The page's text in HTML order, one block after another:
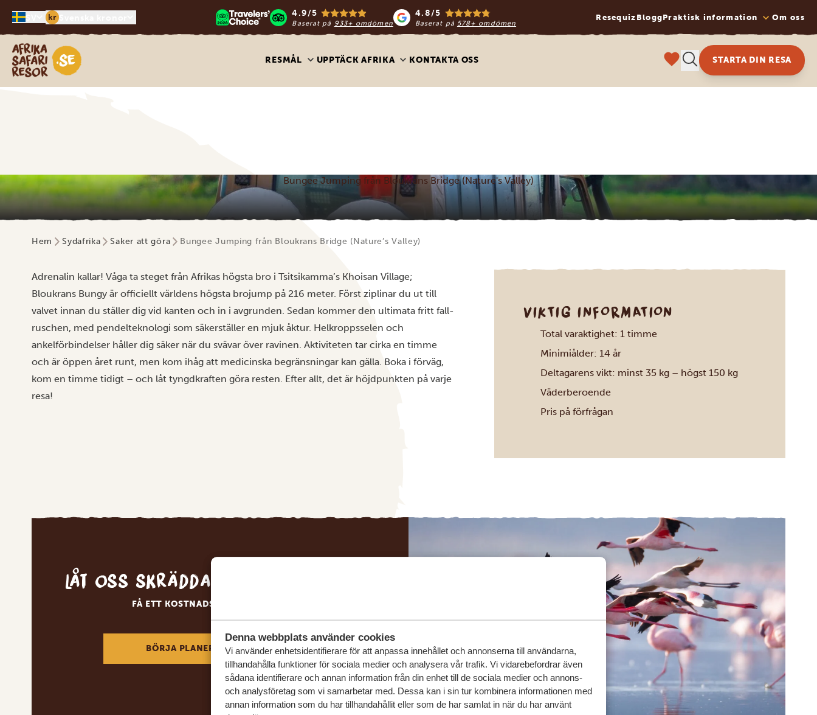
Denna webbplats använder cookies
Vi använder enhetsidentifierare för att anpassa innehållet och annonserna till användarna,
tillhandahålla funktioner för sociala medier och analysera vår trafik. Vi vidarebefordrar även
sådana identifierare och annan information från din enhet till de sociala medier och annons-
och analysföretag som vi samarbetar med. Dessa kan i sin tur kombinera informationen med
annan information som du har tillhandahållit eller som de har samlat in när du har använt
kr 4.9/5
Baserat på 933+ omdömen
4.8/5
Baserat på 578+ omdömen
Resequiz BloggPraktisk information Om oss
Safari-resor i Afrika
RESMÅL UPPTÄCK AFRIKA KONTAKTA OSS STARTA DIN RESA
Bungee Jumping från Bloukrans Bridge (Nature's Valley)
Hem Sydafrika Saker att göra Bungee Jumping från Bloukrans Bridge (Nature’s Valley)
Adrenalin kallar! Våga ta steget från Afrikas högsta bro i Tsitsikamma’s Khoisan Village;
Bloukrans Bungy är officiellt världens högsta brojump på 216 meter. Först ziplinar du ut till
valvet innan du ställer dig vid kanten och in i avgrunden. Sedan kommer den ultimata fritt fall-
ruschen, med pendelteknologi som säkerställer en mjuk åktur. Helkroppsselen och
ankelförbindelser håller dig säker när du svävar över ravinen. Aktiviteten tar cirka en timme
och är öppen året runt, men kom ihåg att medicinska begränsningar kan gälla. Boka i förväg,
kom en timme tidigt – och låt tyngdkraften göra resten. Efter allt, det är höjdpunkten på varje
resa!
VIKTIG INFORMATION
Total varaktighet: 1 timme
Minimiålder: 14 år
Deltagarens vikt: minst 35 kg – högst 150 kg
Väderberoende
Pris på förfrågan
Låt oss skräddarsy din drömresa
FÅ ETT KOSTNADSFRITT RESEFÖRSLAG
BÖRJA PLANERA DIN DRÖMRESA